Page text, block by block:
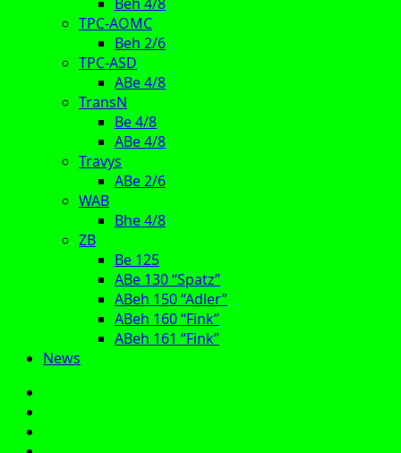
TPC-AOMC
Beh 2/6
TPC-ASD
ABe 4/8
TransN
Be 4/8
ABe 4/8
Travys
ABe 2/6
WAB
Bhe 4/8
ZB
Be 125
ABe 130 “Spatz”
ABeh 150 “Adler”
ABeh 160 “Fink”
ABeh 161 “Fink”
News